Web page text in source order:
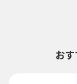
時間帯指定な
お